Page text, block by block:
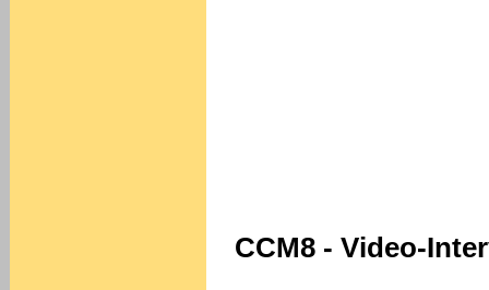
CCM8 - Video-